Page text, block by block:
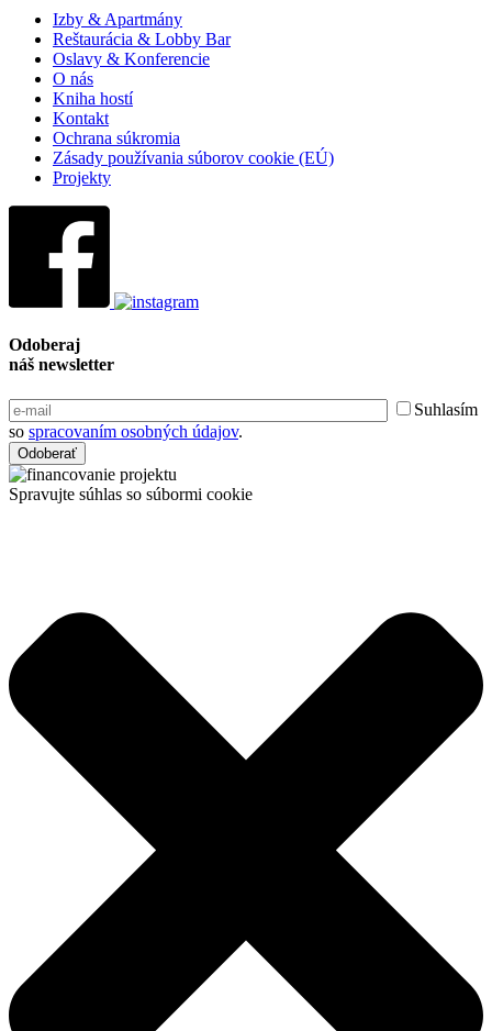
Izby & Apartmány
Reštaurácia & Lobby Bar
Oslavy & Konferencie
O nás
Kniha hostí
Kontakt
Ochrana súkromia
Zásady používania súborov cookie (EÚ)
Projekty
Odoberaj
náš newsletter
Suhlasím
so spracovaním osobných údajov.
Spravujte súhlas so súbormi cookie